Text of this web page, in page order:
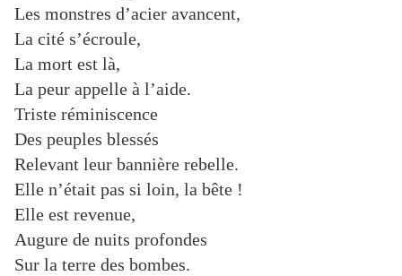
Les monstres d’acier avancent,
La cité s’écroule,
La mort est là,
La peur appelle à l’aide.
Triste réminiscence
Des peuples blessés
Relevant leur bannière rebelle.
Elle n’était pas si loin, la bête !
Elle est revenue,
Augure de nuits profondes
Sur la terre des bombes.